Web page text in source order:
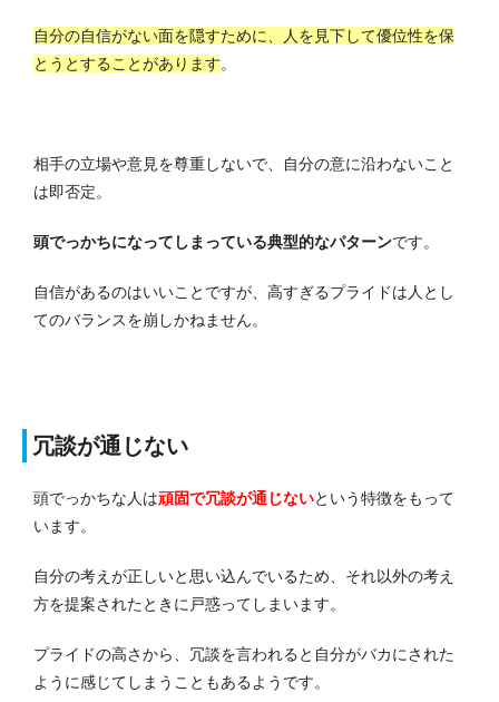
自分の自信がない面を隠すために、人を見下して優位性を保
とうとすることがあります。
相手の立場や意見を尊重しないで、自分の意に沿わないこと
は即否定。
頭でっかちになってしまっている典型的なパターンです。
自信があるのはいいことですが、高すぎるプライドは人とし
てのバランスを崩しかねません。
冗談が通じない
頭でっかちな人は頑固で冗談が通じないという特徴をもって
います。
自分の考えが正しいと思い込んでいるため、それ以外の考え
方を提案されたときに戸惑ってしまいます。
プライドの高さから、冗談を言われると自分がバカにされた
ように感じてしまうこともあるようです。